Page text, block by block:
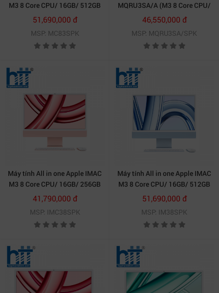
M3 8 Core CPU/ 16GB/ 512GB
SSD/ 10 core GPU/ Green
51,690,000 đ
MSP: MC83SPK
MQRU3SA/A (M3 8 Core CPU/
8GB/ 512GB SSD/ 10 core
GPU/ Pink)
46,550,000 đ
MSP: MQRU3SA/SPK
Máy tính All in one Apple IMAC
M3 8 Core CPU/ 16GB/ 256GB
SSD/ 8 core GPU/ Pink
41,790,000 đ
MSP: IMC38SPK
Máy tính All in one Apple IMAC
M3 8 Core CPU/ 16GB/ 512GB
SSD/ 10 core GPU/ Blue
51,690,000 đ
MSP: IM38SPK